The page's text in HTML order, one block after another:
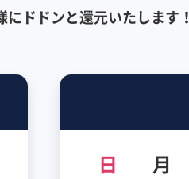
にドドンと還元いたします！
日 月